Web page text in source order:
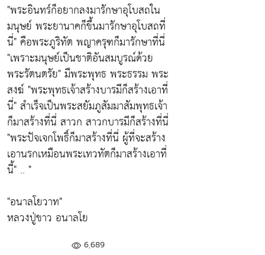
"พระอินทร์ก็อยากลงมารักษาอุโบสถใน
มนุษย์ พระยานาคก็ขึ้นมารักษาอุโบสถที่
นี่"คือพระภูริทัต พญาครุฑก็มารักษาที่นี่
"เพราะมนุษย์เป็นชาติอันสมบูรณ์ด้วย
พระรัตนตรัย"มีพระพุทธ พระธรรม พระ
สงฆ์ "พระพุทธเจ้าสร้างบารมีก็สร้างเอาที่
นี่"สำเร็จเป็นพระสยัมภูสัมมาสัมพุทธเจ้า
ก็มาสร้างที่นี่ สาวก สาวกบารมีก็สร้างที่นี่
"พระปัจเจกโพธิ์ก็มาสร้างที่นี่ ผู้ที่จะสร้าง
เอานรกเหมือนพระเทวทัตก็มาสร้างเอาที่
นี้" .. "
"อนาลโยวาท"
หลวงปู่ขาว อนาลโย
6,689